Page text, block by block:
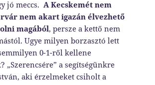
jó meccs. A Kecskemét nem
nem akart igazán élvezhető
magából, persze a kettő nem
Ugye milyen borzasztó lett
0-1-ről kellene
„Szerencsére” a segítségünkre
aki érzelmeket csiholt a